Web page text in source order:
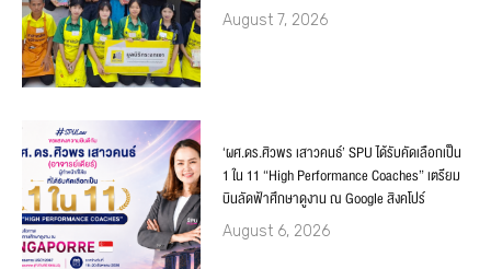
August 7, 2026
‘ผศ.ดร.ศิวพร เสาวคนธ์’ SPU ได้รับคัดเลือกเป็น
1 ใน 11 “High Performance Coaches” เตรียม
บินลัดฟ้าศึกษาดูงาน ณ Google สิงคโปร์
August 6, 2026